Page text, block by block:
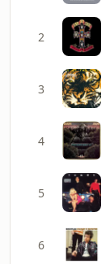
2
3
4
5
6